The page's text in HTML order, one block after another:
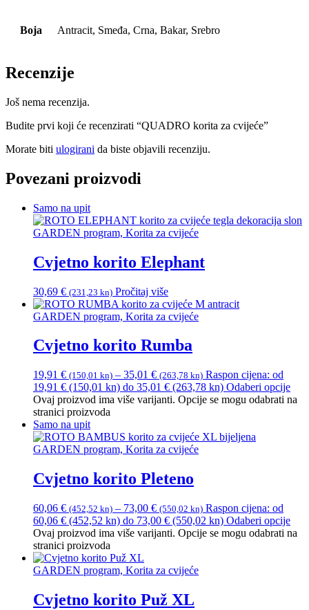
Boja Antracit, Smeđa, Crna, Bakar, Srebro
Recenzije
Još nema recenzija.
Budite prvi koji će recenzirati “QUADRO korita za cvijeće”
Morate biti ulogirani da biste objavili recenziju.
Povezani proizvodi
Samo na upit
GARDEN program, Korita za cvijeće
Cvjetno korito Elephant
30,69 € (231,23 kn) Pročitaj više
GARDEN program, Korita za cvijeće
Cvjetno korito Rumba
19,91 € (150,01 kn) – 35,01 € (263,78 kn) Raspon cijena: od
19,91 € (150,01 kn) do 35,01 € (263,78 kn) Odaberi opcije
Ovaj proizvod ima više varijanti. Opcije se mogu odabrati na
stranici proizvoda
Samo na upit
GARDEN program, Korita za cvijeće
Cvjetno korito Pleteno
60,06 € (452,52 kn) – 73,00 € (550,02 kn) Raspon cijena: od
60,06 € (452,52 kn) do 73,00 € (550,02 kn) Odaberi opcije
Ovaj proizvod ima više varijanti. Opcije se mogu odabrati na
stranici proizvoda
GARDEN program, Korita za cvijeće
Cvjetno korito Puž XL